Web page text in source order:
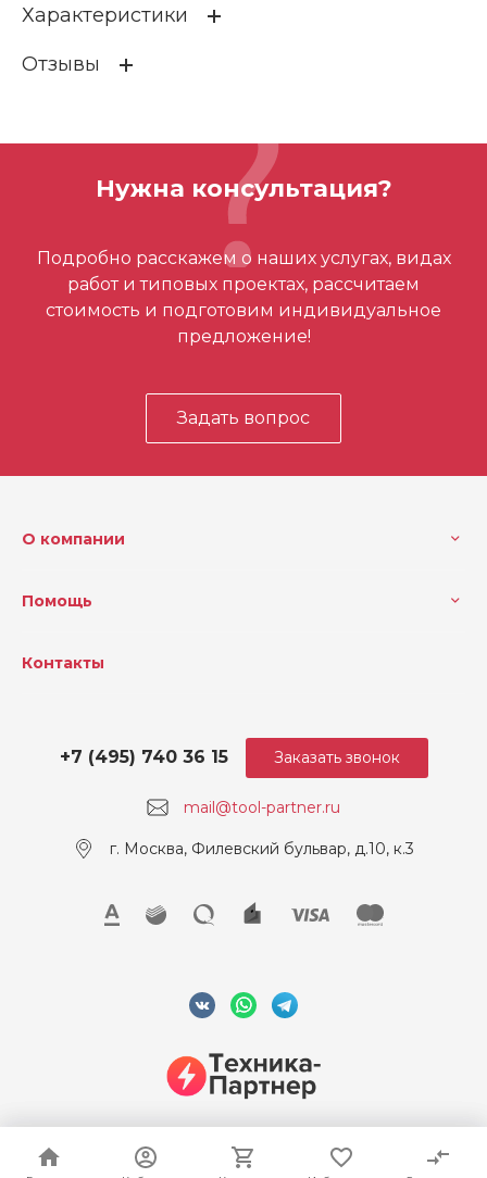
Характеристики
Код EAN
0.0347 кг
Отзывы
Отзывов ещё нет – ваш может стать
первым
Нужна консультация?
Подробно расскажем о наших услугах, видах
работ и типовых проектах, рассчитаем
стоимость и подготовим индивидуальное
предложение!
Задать вопрос
О компании
Помощь
Контакты
mail@tool-partner.ru
+7 (495) 740 36 15
г. Москва, Филевский бульвар, д.10, к.3
Заказать звонок
© 2026 ООО "Техника-Партнер", ИНН 7715962922, Все права
защищены